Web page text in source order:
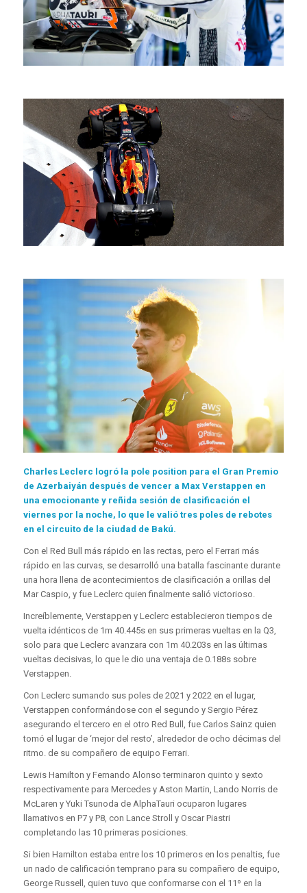
Charles Leclerc logró la pole position para el Gran Premio
de Azerbaiyán después de vencer a Max Verstappen en
una emocionante y reñida sesión de clasificación el
viernes por la noche, lo que le valió tres poles de rebotes
en el circuito de la ciudad de Bakú.
Con el Red Bull más rápido en las rectas, pero el Ferrari más
rápido en las curvas, se desarrolló una batalla fascinante durante
una hora llena de acontecimientos de clasificación a orillas del
Mar Caspio, y fue Leclerc quien finalmente salió victorioso.
Increíblemente, Verstappen y Leclerc establecieron tiempos de
vuelta idénticos de 1m 40.445s en sus primeras vueltas en la Q3,
solo para que Leclerc avanzara con 1m 40.203s en las últimas
vueltas decisivas, lo que le dio una ventaja de 0.188s sobre
Verstappen.
Con Leclerc sumando sus poles de 2021 y 2022 en el lugar,
Verstappen conformándose con el segundo y Sergio Pérez
asegurando el tercero en el otro Red Bull, fue Carlos Sainz quien
tomó el lugar de ‘mejor del resto’, alrededor de ocho décimas del
ritmo. de su compañero de equipo Ferrari.
Lewis Hamilton y Fernando Alonso terminaron quinto y sexto
respectivamente para Mercedes y Aston Martin, Lando Norris de
McLaren y Yuki Tsunoda de AlphaTauri ocuparon lugares
llamativos en P7 y P8, con Lance Stroll y Oscar Piastri
completando las 10 primeras posiciones.
Si bien Hamilton estaba entre los 10 primeros en los penaltis, fue
un nado de calificación temprano para su compañero de equipo,
George Russell, quien tuvo que conformarse con el 11º en la